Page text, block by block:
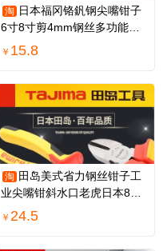
淘 日本福冈铬釩钢尖嘴钳子
6寸8寸剪4mm钢丝多功能电
工专用工具
￥ 15.8
淘 田岛美式省力钢丝钳子工
业尖嘴钳斜水口老虎日本8寸
6寸7寸日本
￥ 24.5